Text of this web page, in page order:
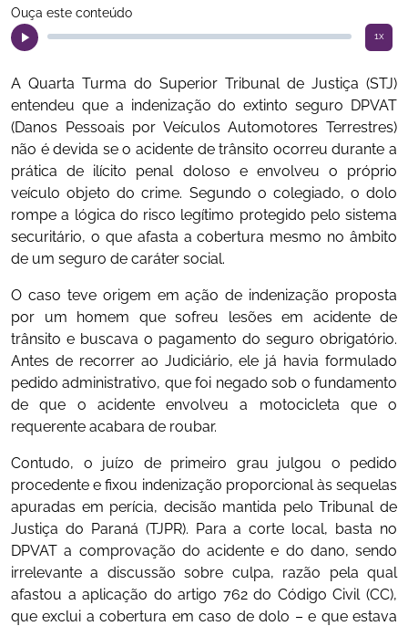
Ouça este conteúdo
1x
A Quarta Turma do Superior Tribunal de Justiça (STJ)
entendeu que a indenização do extinto seguro DPVAT
(Danos Pessoais por Veículos Automotores Terrestres)
não é devida se o acidente de trânsito ocorreu durante a
prática de ilícito penal doloso e envolveu o próprio
veículo objeto do crime. Segundo o colegiado, o dolo
rompe a lógica do risco legítimo protegido pelo sistema
securitário, o que afasta a cobertura mesmo no âmbito
de um seguro de caráter social.
O caso teve origem em ação de indenização proposta
por um homem que sofreu lesões em acidente de
trânsito e buscava o pagamento do seguro obrigatório.
Antes de recorrer ao Judiciário, ele já havia formulado
pedido administrativo, que foi negado sob o fundamento
de que o acidente envolveu a motocicleta que o
requerente acabara de roubar.
Contudo, o juízo de primeiro grau julgou o pedido
procedente e fixou indenização proporcional às sequelas
apuradas em perícia, decisão mantida pelo Tribunal de
Justiça do Paraná (TJPR). Para a corte local, basta no
DPVAT a comprovação do acidente e do dano, sendo
irrelevante a discussão sobre culpa, razão pela qual
afastou a aplicação do artigo 762 do Código Civil (CC),
que exclui a cobertura em caso de dolo – e que estava